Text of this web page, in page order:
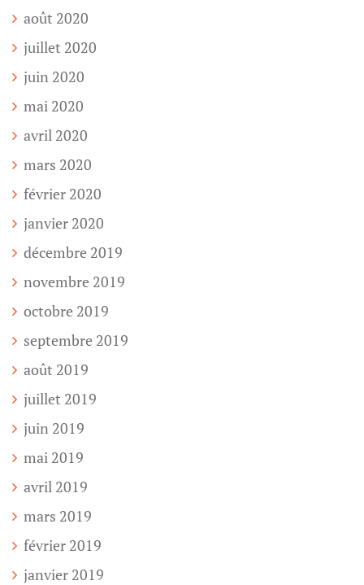
août 2020
juillet 2020
juin 2020
mai 2020
avril 2020
mars 2020
février 2020
janvier 2020
décembre 2019
novembre 2019
octobre 2019
septembre 2019
août 2019
juillet 2019
juin 2019
mai 2019
avril 2019
mars 2019
février 2019
janvier 2019